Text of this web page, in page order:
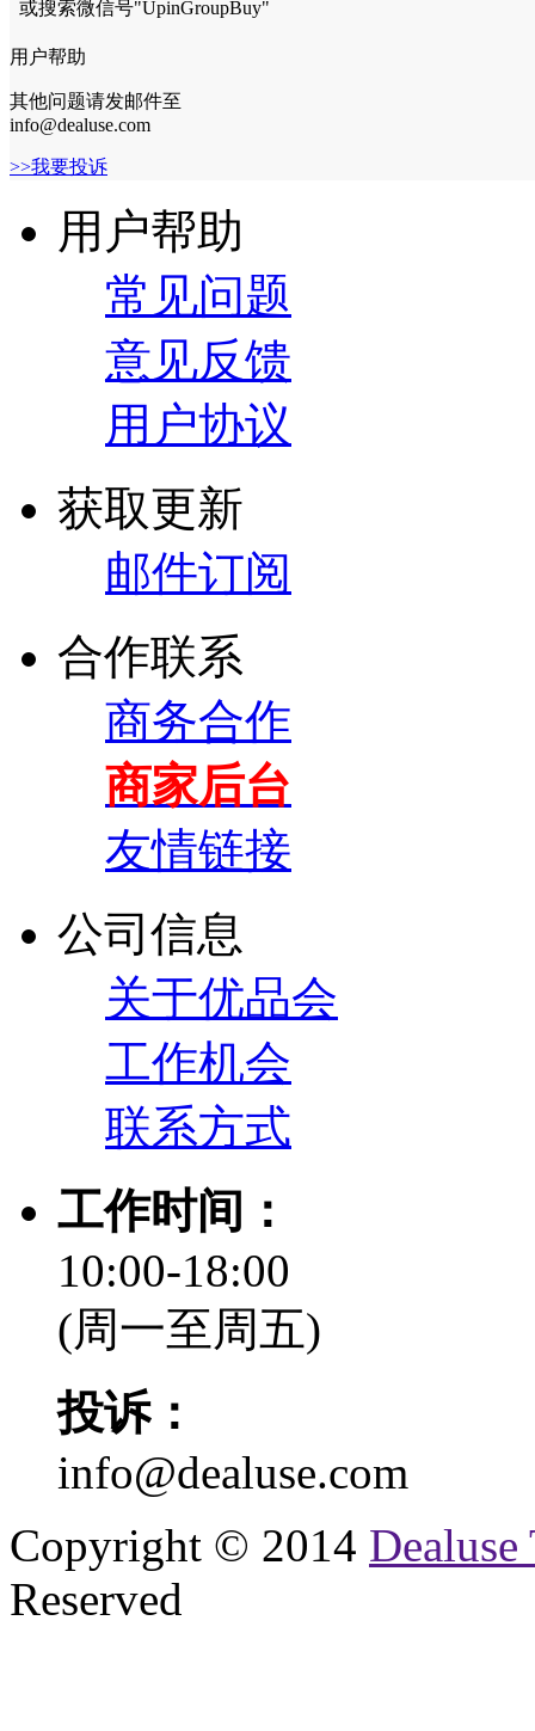
或搜索微信号"UpinGroupBuy"
用户帮助
其他问题请发邮件至
info@dealuse.com
>>我要投诉
用户帮助
常见问题
意见反馈
用户协议
获取更新
邮件订阅
合作联系
商务合作
商家后台
友情链接
公司信息
关于优品会
工作机会
联系方式
工作时间：
10:00-18:00
(周一至周五)
投诉：
info@dealuse.com
Copyright © 2014
Reserved